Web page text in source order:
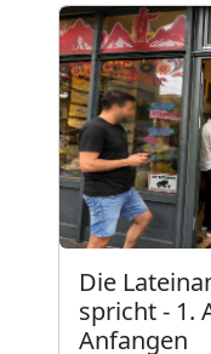
Die
spricht - 1.
Anfangen